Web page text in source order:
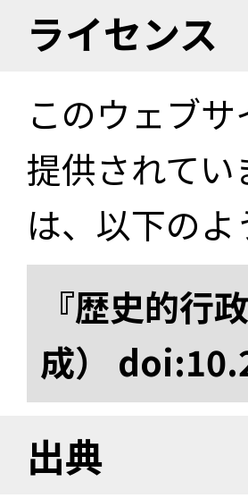
ライセンス
このウェブ
提供されて
は、以下の
『歴史的行
成）
出典